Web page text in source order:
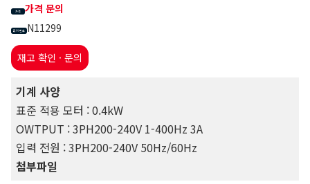
가격 가격 문의
문의 번호 N11299
재고 확인 · 문의
기계 사양
표준 적용 모터 : 0.4kW
OWTPUT : 3PH200-240V 1-400Hz 3A
입력 전원 : 3PH200-240V 50Hz/60Hz
첨부파일